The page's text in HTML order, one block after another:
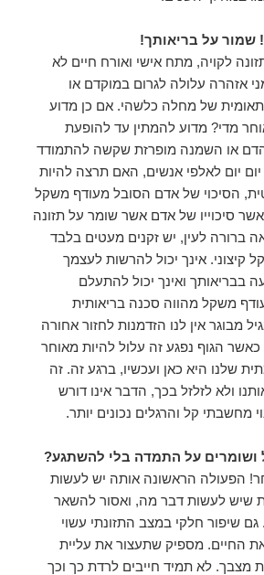
על בריאותך!
לקויה, מתח אישי ואורח חיים לא
אזהרה עלולה לגרום במוקדם או
של מחלה כלשהי. אם כן מדוע
מדי? מדוע להמתין עד להופעת
או השמנה מופרזת שקשה להתמודד
יום לאלפי אנשים, האם תרצה להיות
הסיכוי של אדם הסובל מעודף משקל
סיכוייו של אדם אשר שומר על תזונה
ברורה לעין, יש זקנים מעטים בלבד
קיצוני. אינך יכול להרשות לעצמך
בבריאותך ואינך יכול להתעלם
משקל מהווה סכנה בריאותית
מבוגר אין לנו הזדמנות לחזור אחורה
כאשר הגוף נפגע זה עלול להיות מאוחר
שלנו היא כאן ועכשיו, ברגע זה. זה
ולא לזלזל בכך, הדבר אינו דורש
מחשבתי קל והרגלים נכונים יותר.
ושומרים על התמדה בלי להשתגע?
הפעולה הראשונה אותה יש לעשות
שיש לעשות דבר מה, ואסור להשאר
שיפור חלקי במצב התזונתי עשוי
החיים. מספיק שתעצור את עליית
מצבך. לא תמיד חייבים לרדת כך וכך